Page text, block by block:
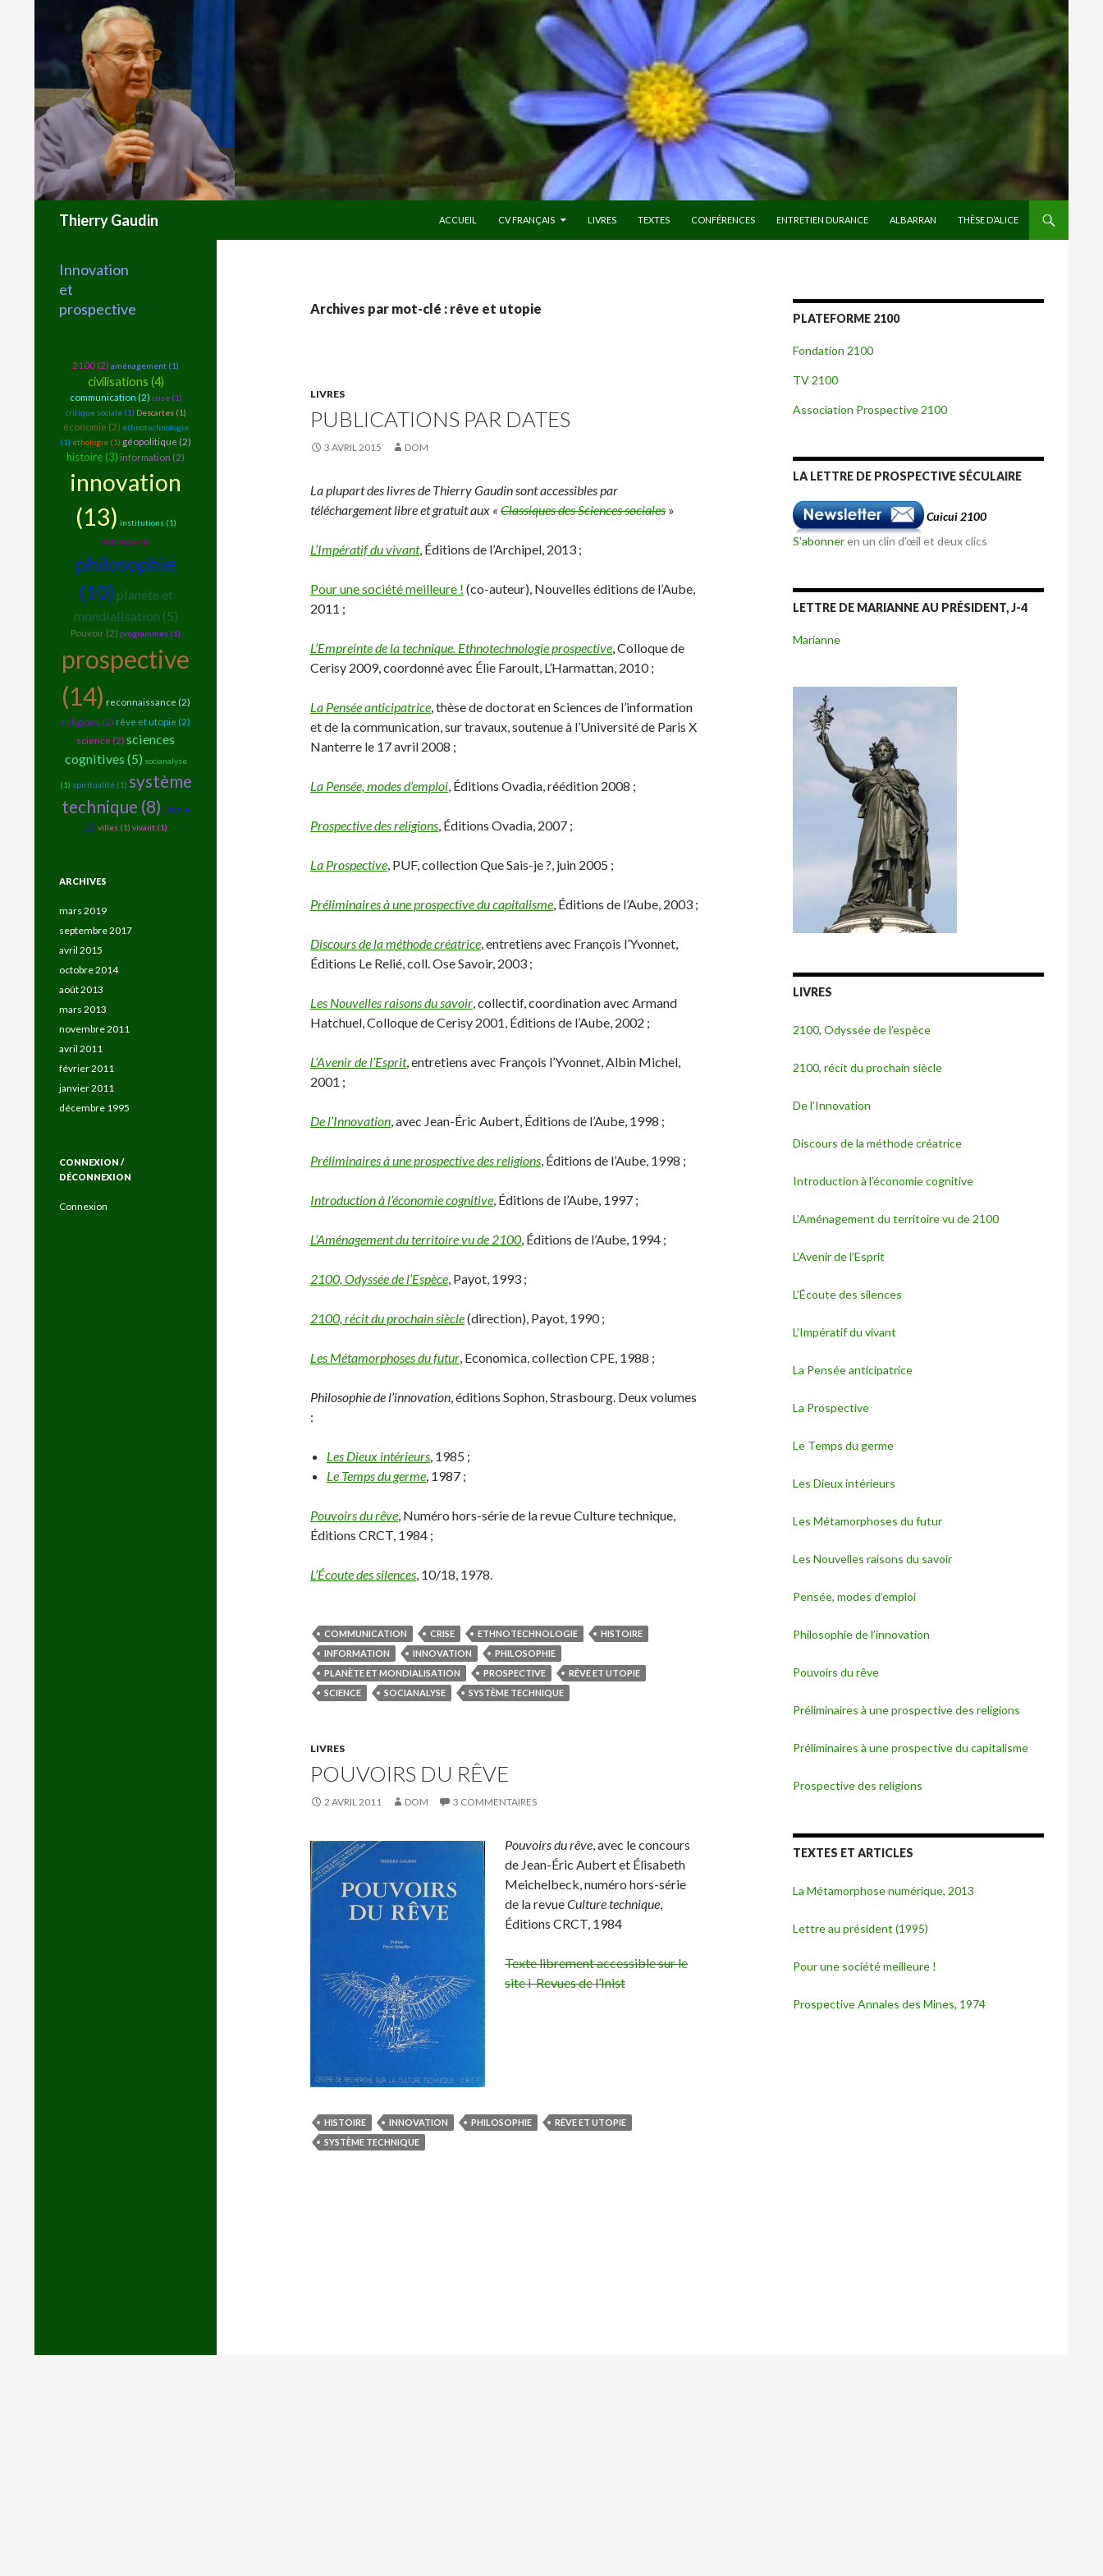
Thierry Gaudin
ACCUEIL
CV FRANÇAIS LIVRES TEXTES CONFÉRENCES ENTRETIEN DURANCE ALBARRAN THÈSE D’ALICE
Archives par mot-clé : rêve et utopie
LIVRES
PUBLICATIONS PAR DATES
3 AVRIL 2015 DOM
La plupart des livres de Thierry Gaudin sont accessibles par
téléchargement libre et gratuit aux « Classiques des Sciences sociales »
L’Impératif du vivant, Éditions de l’Archipel, 2013 ;
Pour une société meilleure ! (co-auteur), Nouvelles éditions de l’Aube,
2011 ;
L’Empreinte de la technique. Ethnotechnologie prospective, Colloque de
Cerisy 2009, coordonné avec Élie Faroult, L’Harmattan, 2010 ;
La Pensée anticipatrice, thèse de doctorat en Sciences de l’information
et de la communication, sur travaux, soutenue à l’Université de Paris X
Nanterre le 17 avril 2008 ;
La Pensée, modes d’emploi, Éditions Ovadia, réédition 2008 ;
Prospective des religions, Éditions Ovadia, 2007 ;
La Prospective, PUF, collection Que Sais-je ?, juin 2005 ;
Préliminaires à une prospective du capitalisme, Éditions de l’Aube, 2003 ;
Discours de la méthode créatrice, entretiens avec François l’Yvonnet,
Éditions Le Relié, coll. Ose Savoir, 2003 ;
Les Nouvelles raisons du savoir, collectif, coordination avec Armand
Hatchuel, Colloque de Cerisy 2001, Éditions de l’Aube, 2002 ;
L’Avenir de l’Esprit, entretiens avec François l’Yvonnet, Albin Michel,
2001 ;
De l’Innovation, avec Jean-Éric Aubert, Éditions de l’Aube, 1998 ;
Préliminaires à une prospective des religions, Éditions de l’Aube, 1998 ;
Introduction à l’économie cognitive, Éditions de l’Aube, 1997 ;
L’Aménagement du territoire vu de 2100, Éditions de l’Aube, 1994 ;
2100, Odyssée de l’Espèce, Payot, 1993 ;
2100, récit du prochain siècle(direction), Payot, 1990 ;
Les Métamorphoses du futur, Economica, collection CPE, 1988 ;
Philosophie de l’innovation, éditions Sophon, Strasbourg. Deux volumes
:
Les Dieux intérieurs, 1985 ;
Le Temps du germe, 1987 ;
Pouvoirs du rêve, Numéro hors-série de la revue Culture technique,
Éditions CRCT, 1984 ;
L’Écoute des silences, 10/18, 1978.
COMMUNICATION CRISE ETHNOTECHNOLOGIE
HISTOIRE
INFORMATION
INNOVATION
PHILOSOPHIE
PLANÈTE ET MONDIALISATION
PROSPECTIVE
RÊVE ET UTOPIE
SCIENCE
SOCIANALYSE SYSTÈME TECHNIQUE
LIVRES
POUVOIRS DU RÊVE
2 AVRIL 2011 DOM 3 COMMENTAIRES
Pouvoirs du rêve, avec le concours
de Jean-Éric Aubert et Élisabeth
Meichelbeck, numéro hors-série
de la revueCulture technique,
Éditions CRCT, 1984
Texte librement accessible sur le
site i-Revues de l’Inist
HISTOIRE INNOVATION PHILOSOPHIE
RÊVE ET UTOPIE
SYSTÈME TECHNIQUE
PLATEFORME 2100
Fondation 2100
TV 2100
Association Prospective 2100
LA LETTRE DE PROSPECTIVE SÉCULAIRE
Cuicui 2100
S'abonneren un clin d'œil et deux clics
LETTRE DE MARIANNE AU PRÉSIDENT, J-4
Marianne
LIVRES
2100, Odyssée de l’espèce
2100, récit du prochain siècle
De l’Innovation
Discours de la méthode créatrice
Introduction à l’économie cognitive
L’Aménagement du territoire vu de 2100
L’Avenir de l’Esprit
L’Écoute des silences
L’Impératif du vivant
La Pensée anticipatrice
La Prospective
Le Temps du germe
Les Dieux intérieurs
Les Métamorphoses du futur
Les Nouvelles raisons du savoir
Pensée, modes d’emploi
Philosophie de l’innovation
Pouvoirs du rêve
Préliminaires à une prospective des religions
Préliminaires à une prospective du capitalisme
Prospective des religions
TEXTES ET ARTICLES
La Métamorphose numérique, 2013
Lettre au président (1995)
Pour une société meilleure !
Prospective Annales des Mines, 1974
Innovation
et
prospective
2100 (2) aménagement (1)
civilisations (4)
communication (2) crise (1)
critique sociale (1) Descartes (1)
économie (2) ethnotechnologie
(1) éthologie (1) géopolitique (2)
histoire (3) information (2)
innovation
(13) institutions (1)
méthode (1)
philosophie
(10) planète et
mondialisation (5)
Pouvoir (2) programmes (1)
prospective
(14) reconnaissance (2)
religions (2) rêve et utopie (2)
science (2) sciences
cognitives (5) socianalyse
(1) spiritualité (1) système
technique (8) utopie
(2) villes (1) vivant (1)
ARCHIVES
mars 2019
septembre 2017
avril 2015
octobre 2014
août 2013
mars 2013
novembre 2011
avril 2011
février 2011
janvier 2011
décembre 1995
CONNEXION /
DÉCONNEXION
Connexion